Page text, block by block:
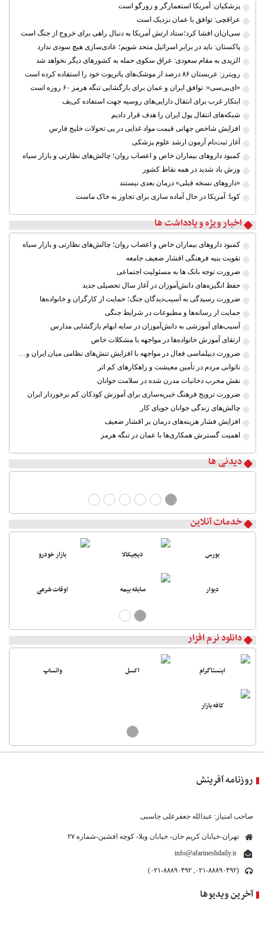
پزشکیان: آمریکا استعمارگر و زورگو است
عراقچی: توافق با عمان نزدیک است
سی‌ان‌ان افشا کرد؛ستاد ارتش آمریکا به دنبال راهی برای خروج از جنگ است
پاکستان: باید در برابر اسرائیل متحد شویم؛ عادی‌سازی هیچ سودی ندارد
الزیدی به مقام سعودی: عراق سکوی حمله به کشورهای دیگر نخواهد شد
رویترز: عربستان ۸۶ درصد از موشک‌های پاتریوت خود را استفاده کرده است
«ای‌بی‌سی»: توافق ایران و عمان برای بازگشایی تنگه هرمز ۶۰ روزه است
ابتکار غرب برای انتقال دارایی‌های روسیه جهت استفاده کی‌یف
شبکه‌های انتقال پول ایران را هدف قرار دادیم
افزایش شاخص جهانی قیمت مواد غذایی در پی تحولات خلیج فارس
آغاز ثبت‌نام آزمون ارشد علوم پزشکی
کمبود داروهای بیماران خاص و اعصاب روان؛ چالش‌های نظارتی و بازار سیاه
وزش باد شدید در همه نقاط کشور
«داروهای نسخه قبلی» درمان بعدی نیستند
کوبا: آمریکا در حال آماده سازی برای تجاوز به خاک ماست
اخبار ویژه و یادداشت ها
کمبود داروهای بیماران خاص و اعصاب روان؛ چالش‌های نظارتی و بازار سیاه
تقویت بنیه فرهنگی اقشار ضعیف جامعه
ضرورت توجه بانک ها به مسئولیت اجتماعی
حفظ انگیزه‌های دانش‌آموزان در آغاز سال تحصیلی جدید
ضرورت رسیدگی به آسیب‌دیدگان جنگ؛ حمایت از کارگران و خانواده‌ها
حمایت از رسانه‌ها و مطبوعات در شرایط جنگی
آسیب‌های آموزشی به دانش‌آموزان در سایه ابهام بازگشایی مدارس
ارتقای آموزش خانواده‌ها در مواجهه با مشکلات خاص
ضرورت دیپلماسی فعال در مواجهه با افزایش تنش‌های نظامی میان ایران و آمریکا
ناتوانی مردم در تأمین معیشت و راهکارهای کم اثر
نقش مخرب دخانیات مدرن شده در سلامت جوانان
ضرورت ترویج فرهنگ خیریه‌سازی برای آموزش کودکان کم برخوردار ایران
چالش‌های زندگی جوانان جویای کار
افزایش فشار هزینه‌های درمان بر اقشار ضعیف
اهمیت گسترش همکاری‌ها با عمان در تنگه هرمز
دیدنی ها
خدمات آنلاین
بورس دیجیکالا بازار خودرو
دیوار سابقه بیمه اوقات شرعی
دانلود نرم افزار
اینستاگرام اکسل واتساپ
کافه بازار
روزنامه آفرینش
صاحب امتیاز: عبدالله جعفرعلی جاسبی
تهران-خیابان کریم خان- خیابان ویلا- کوچه افشین-شماره ۲۷
info@afarineshdaily.ir
(۰۲۱-۸۸۸۹۰۴۹۲, ۰۲۱-۸۸۸۹۰۴۹۲)
آخرین ویدیوها